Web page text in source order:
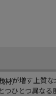
いが増す上質
つひとつ異な
材）